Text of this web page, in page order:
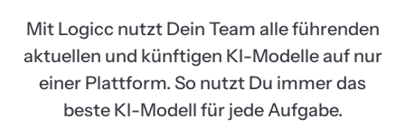
Mit Logicc nutzt Dein Team alle führenden
aktuellen und künftigen KI-Modelle auf nur
einer Plattform. So nutzt Du immer das
beste KI-Modell für jede Aufgabe.